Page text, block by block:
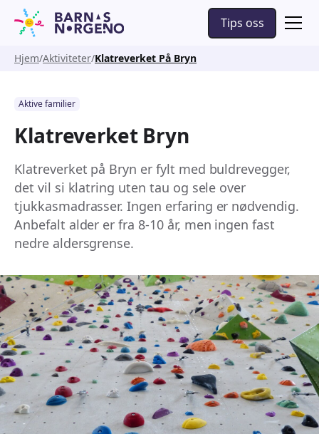
Tips oss
Hjem Aktiviteter Klatreverket På Bryn
Aktive familier
Klatreverket Bryn
Klatreverket på Bryn er fylt med buldrevegger,
det vil si klatring uten tau og sele over
tjukkasmadrasser. Ingen erfaring er nødvendig.
Anbefalt alder er fra 8-10 år, men ingen fast
nedre aldersgrense.